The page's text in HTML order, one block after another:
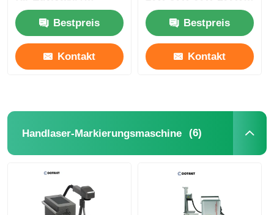
Medizinprodukte
Bestpreis
Kontakt
für Rohre
Bestpreis
Kontakt
Handlaser-Markierungsmaschine (6)